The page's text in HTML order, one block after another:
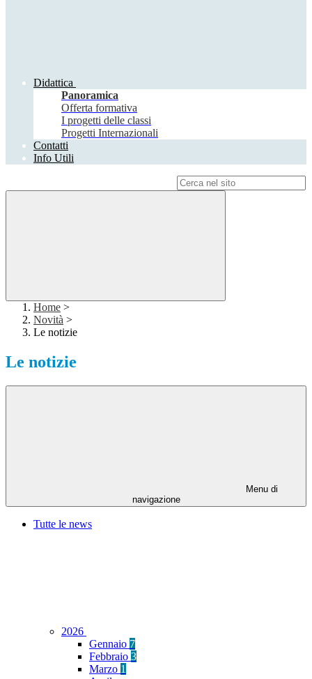
Didattica
Panoramica
Offerta formativa
I progetti delle classi
Progetti Internazionali
Contatti
Info Utili
Home >
Novità >
Le notizie
Le notizie
Menu di
navigazione
Tutte le news
2026
Gennaio 7
Febbraio 3
Marzo 1